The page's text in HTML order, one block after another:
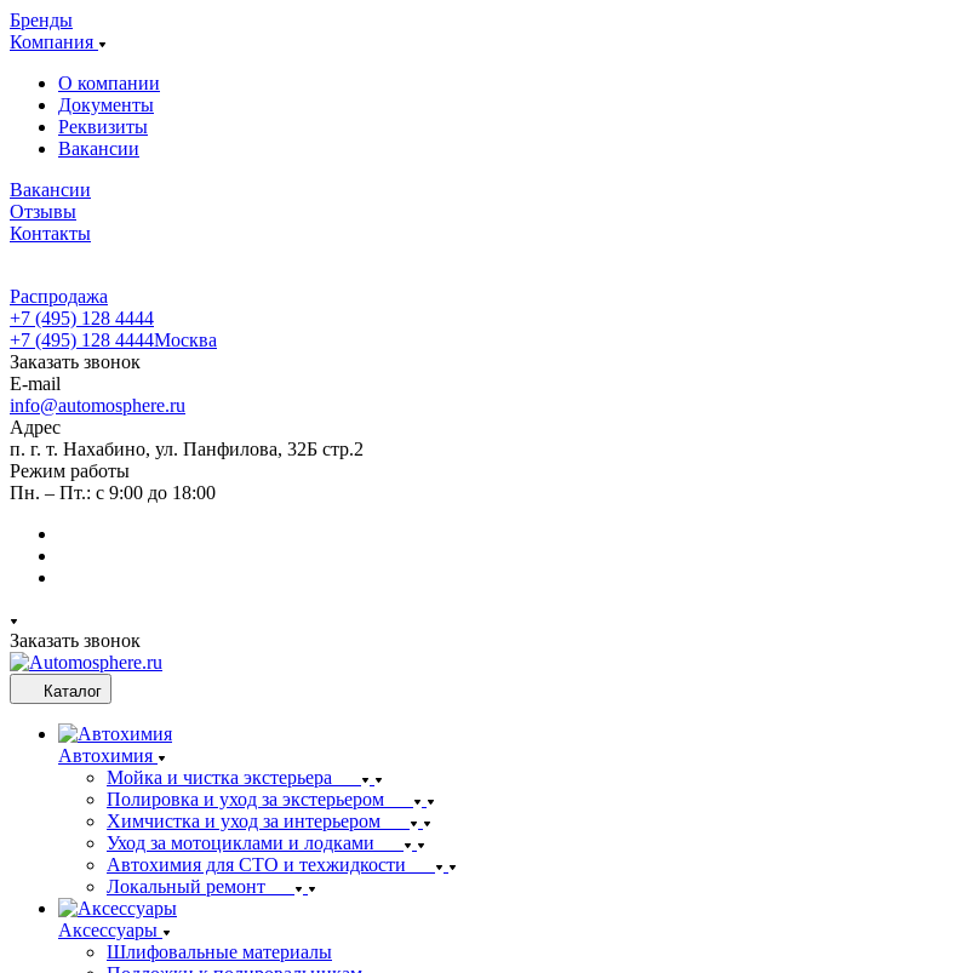
Бренды
Компания
О компании
Документы
Реквизиты
Вакансии
Вакансии
Отзывы
Контакты
Распродажа
+7 (495) 128 4444
+7 (495) 128 4444Москва
Заказать звонок
E-mail
info@automosphere.ru
Адрес
п. г. т. Нахабино, ул. Панфилова, 32Б стр.2
Режим работы
Пн. – Пт.: с 9:00 до 18:00
Заказать звонок
Каталог
Автохимия
Мойка и чистка экстерьера
Полировка и уход за экстерьером
Химчистка и уход за интерьером
Уход за мотоциклами и лодками
Автохимия для СТО и техжидкости
Локальный ремонт
Аксессуары
Шлифовальные материалы